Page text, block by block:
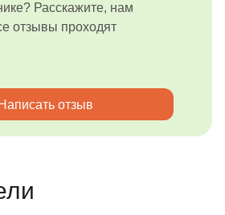
Расскажите, нам
отзывы проходят
Написать отзыв